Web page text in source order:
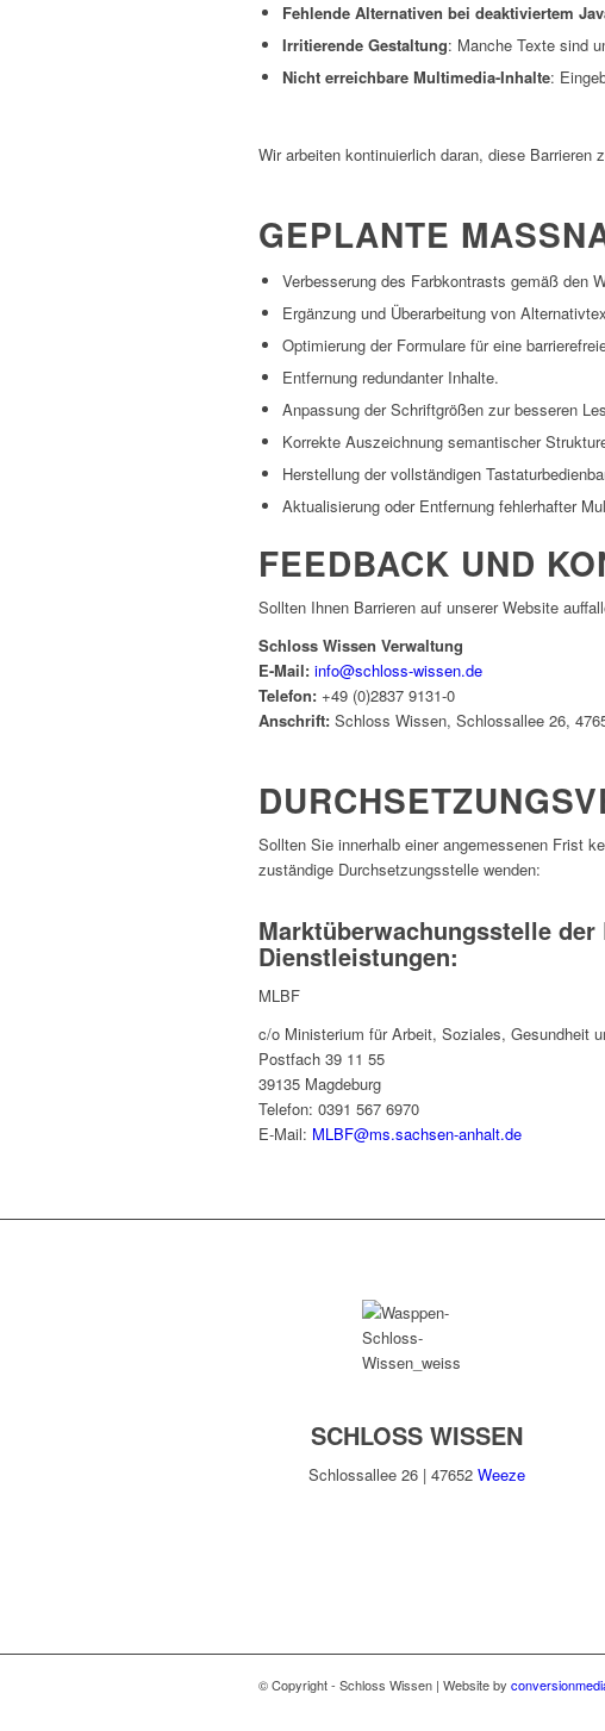
Fehlende Alternativen bei deaktiviertem
Irritierende Gestaltung: Manche Texte sind
Nicht erreichbare Multimedia-Inhalte:
Wir arbeiten kontinuierlich daran, diese
GEPLANTE
Verbesserung des Farbkontrasts gemäß den
Ergänzung und Überarbeitung von
Optimierung der Formulare für eine
Entfernung redundanter Inhalte.
Anpassung der Schriftgrößen zur besseren
Korrekte Auszeichnung semantischer
Herstellung der vollständigen
Aktualisierung oder Entfernung fehlerhafter
FEEDBACK UND
Sollten Ihnen Barrieren auf unserer Website
Schloss Wissen Verwaltung
E-Mail: info@schloss-wissen.de
Telefon: +49 (0)2837 9131-0
Anschrift: Schloss Wissen, Schlossallee 26,
Sollten Sie innerhalb einer angemessenen Frist
zuständige Durchsetzungsstelle wenden:
Marktüberwachungsstelle
Dienstleistungen:
MLBF
c/o Ministerium für Arbeit, Soziales, Gesundheit
Postfach 39 11 55
39135 Magdeburg
Telefon: 0391 567 6970
E-​Mail: MLBF@ms.sachsen-anhalt.de
SCHLOSS WISSEN
Schlossallee 26 | 47652Weeze
© Copyright - Schloss Wissen | Website by